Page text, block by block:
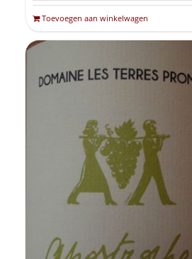
Toevoegen aan winkelwagen